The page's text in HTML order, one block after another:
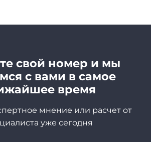
свой номер и мы
с вами в самое
время
мнение или расчет от
уже сегодня